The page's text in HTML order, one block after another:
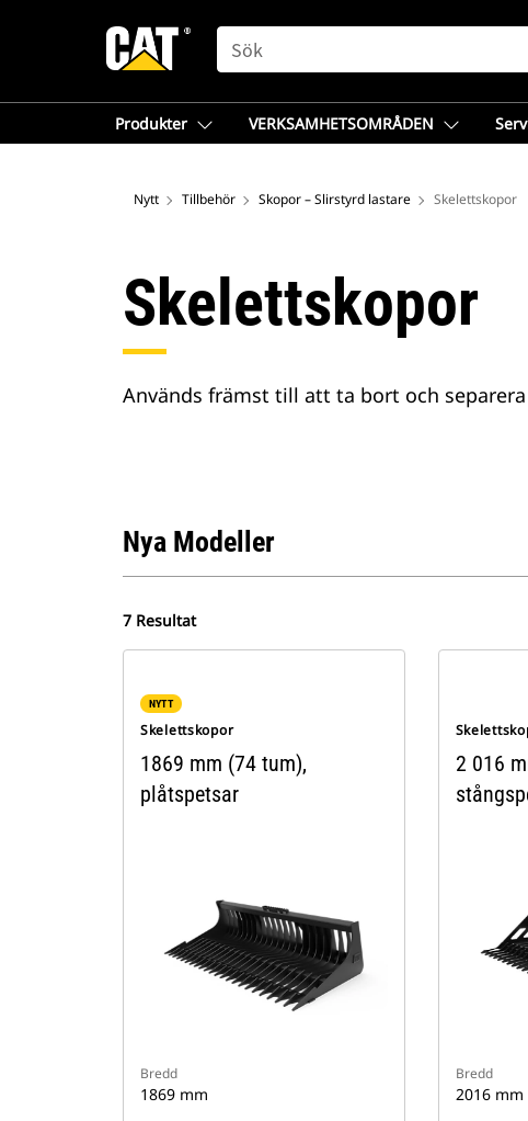
SEARCH
Produkter VERKSAMHETSOMRÅDEN
Nytt Tillbehör Skopor – Slirstyrd lastare Skelettskopor
Skelettskopor
Används främst till att ta bort och
Nya Modeller
7 Resultat
NYTT
Skelettskopor
1869 mm (74 tum),
plåtspetsar
Bredd
1869 mm
2 016
Bredd
2016 mm